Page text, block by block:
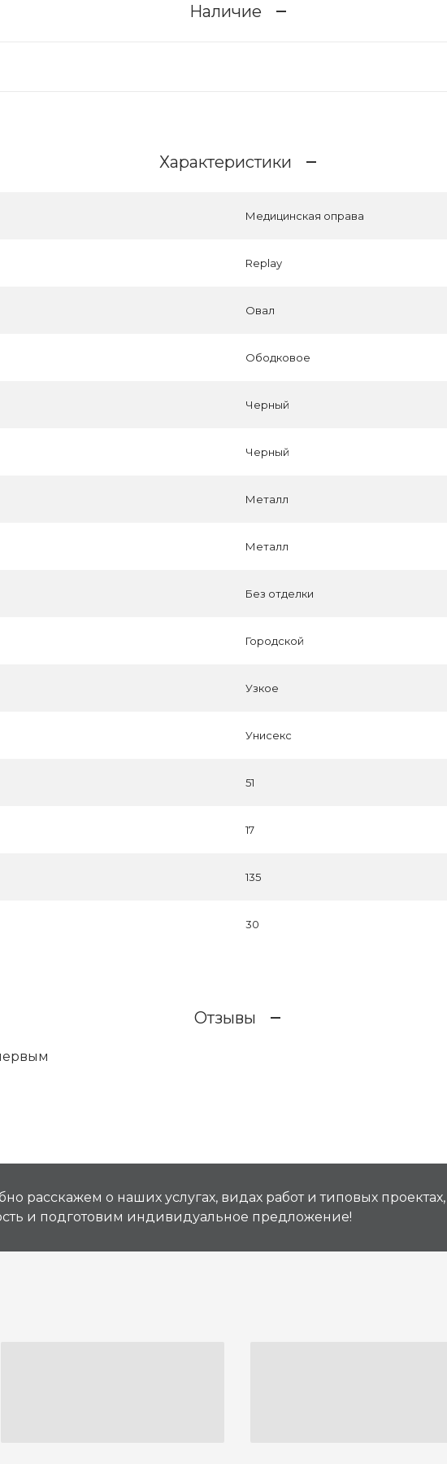
Наличие
Характеристики
Медицинская оправа
Replay
Овал
Ободковое
Черный
Черный
Металл
Металл
Без отделки
Городской
Узкое
Унисекс
51
17
135
30
Отзывы
расскажем о наших услугах, видах работ и типовых
и подготовим индивидуальное предложение!